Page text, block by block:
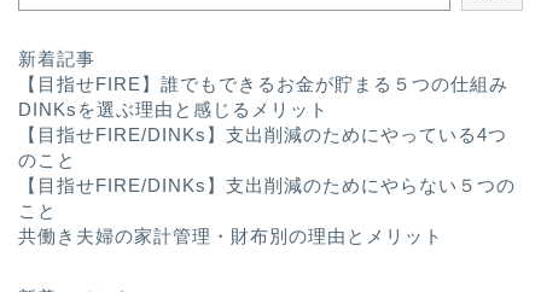
新着記事
【目指せFIRE】誰でもできるお金が貯まる５つの仕組み
DINKsを選ぶ理由と感じるメリット
【目指せFIRE/DINKs】支出削減のためにやっている4つ
のこと
【目指せFIRE/DINKs】支出削減のためにやらない５つの
こと
共働き夫婦の家計管理・財布別の理由とメリット
ライフハック
ふたり暮らし